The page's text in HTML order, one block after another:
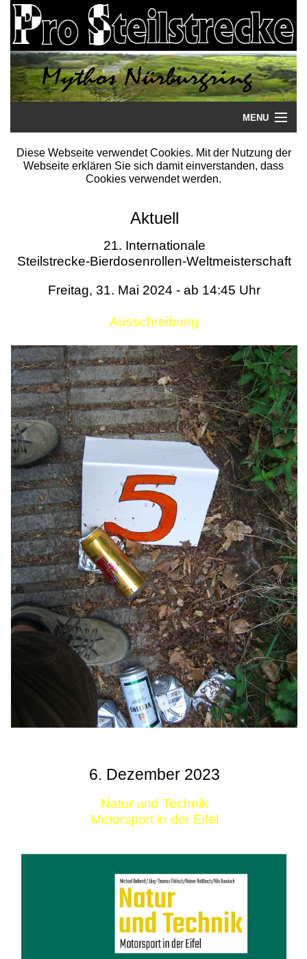
MENU
Startseite
Literatur
Termine
Diese Webseite verwendet Cookies. Mit der Nutzung der
Webseite erklären Sie sich damit einverstanden, dass
Cookies verwendet werden.
Aktuell
21. Internationale
Steilstrecke-Bierdosenrollen-Weltmeisterschaft
Freitag, 31. Mai 2024 - ab 14:45 Uhr
Ausschreibung
6. Dezember 2023
Natur und Technik
Motorsport in der Eifel